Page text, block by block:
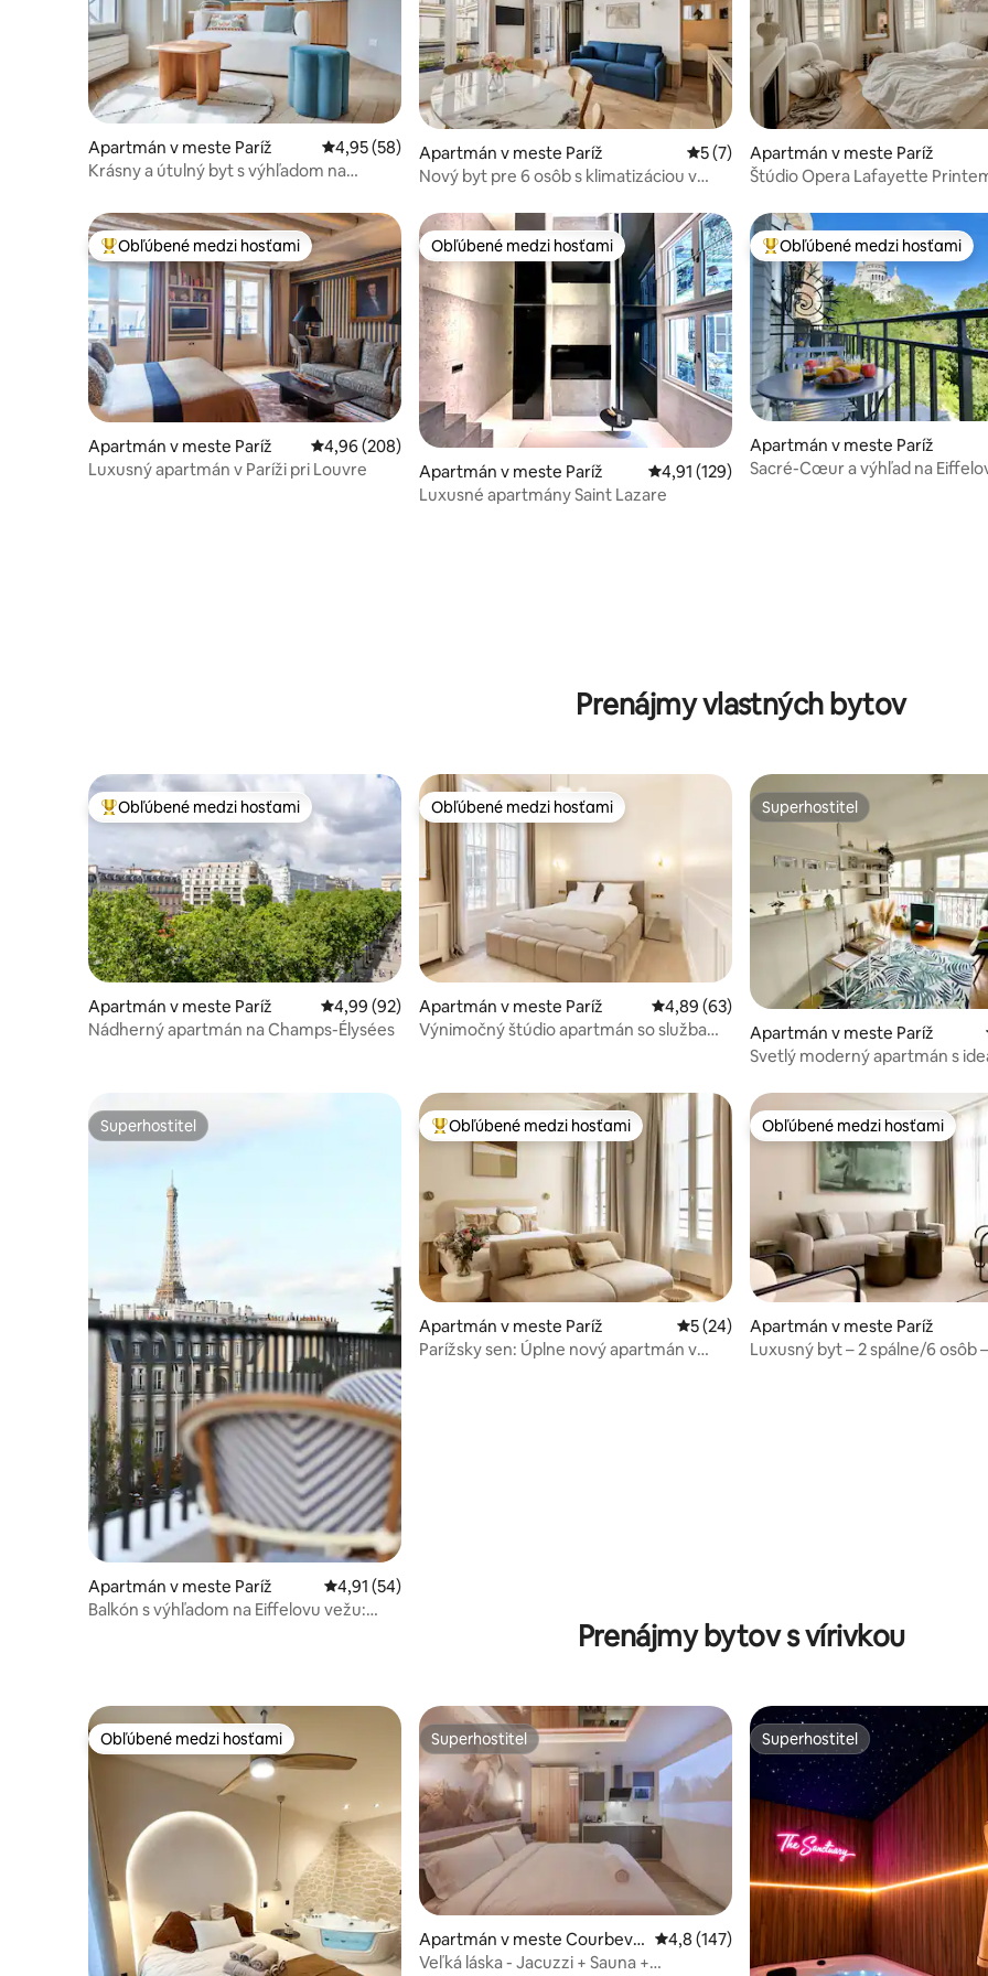
Apartmán v meste Paríž Priemerné ohodnotenie 4,95 z 5, počet hodnotení: 58
4,95 (58)
Krásny a útulný byt s výhľadom na
Apartmán v meste Paríž Priemerné ohodnotenie 5 z 5, počet
5 (7)
Nový byt pre 6 osôb s klimatizáciou v
Apartmán v meste Paríž
Štúdio Opera Lafayette
Najobľúbenejšie medzi hosťami
Obľúbené medzi hosťami
Apartmán v meste Paríž Priemerné ohodnotenie 4,96 z 5, počet hodnotení: 208
4,96 (208)
Luxusný apartmán v Paríži pri Louvre
Obľúbené medzi hosťami
Obľúbené medzi hosťami
Apartmán v meste Paríž Priemerné ohodnotenie 4,91 z 5, počet
4,91 (129)
Luxusné apartmány Saint Lazare
Najobľúbenejšie medzi hosťami
Obľúbené medzi hosťami
Apartmán v meste Paríž
Sacré-Cœur a výhľad na
Prenájmy vlastných bytov
Najobľúbenejšie medzi hosťami
Obľúbené medzi hosťami
Apartmán v meste Paríž Priemerné ohodnotenie 4,99 z 5, počet hodnotení: 92
4,99 (92)
Nádherný apartmán na Champs-Élysées
Obľúbené medzi hosťami
Obľúbené medzi hosťami
Apartmán v meste Paríž Priemerné ohodnotenie 4,89 z 5, počet
4,89 (63)
Výnimočný štúdio apartmán so službami
Superhostiteľ
Superhostiteľ
Apartmán v meste Paríž
Svetlý moderný apartmán s
Superhostiteľ
Superhostiteľ
Apartmán v meste Paríž Priemerné ohodnotenie 4,91 z 5, počet hodnotení: 54
4,91 (54)
Balkón s výhľadom na Eiffelovu vežu:
Najobľúbenejšie medzi hosťami
Obľúbené medzi hosťami
Apartmán v meste Paríž Priemerné ohodnotenie 5 z 5, počet
5 (24)
Parížsky sen: Úplne nový apartmán v
Obľúbené medzi hosťami
Obľúbené medzi hosťami
Apartmán v meste Paríž
Luxusný byt – 2 spálne/6 osôb –
Prenájmy bytov s vírivkou
Obľúbené medzi hosťami
Obľúbené medzi hosťami Superhostiteľ
Superhostiteľ
Apartmán v meste Courbevoi
e
Priemerné ohodnotenie 4,8 z 5, počet
4,8 (147)
Veľká láska - Jacuzzi + Sauna +
Superhostiteľ
Superhostiteľ